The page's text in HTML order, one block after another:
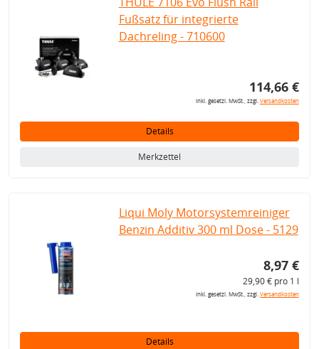
Fußsatz für integrierte
Dachreling - 710600
114,66 €
inkl. gesetzl. MwSt., zzgl.Versandkosten
Details
Merkzettel
Liqui Moly Motorsystemreiniger
Benzin Additiv 300 ml Dose - 5129
8,97 €
29,90 € pro 1 l
inkl. gesetzl. MwSt., zzgl.Versandkosten
Details